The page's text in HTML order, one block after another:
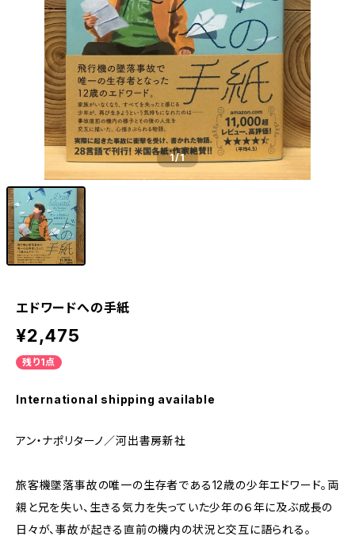
1/1
エドワードへの手紙
¥2,475
残り1点
International shipping available
アン・ナポリターノ／河出書房新社
旅客機墜落事故の唯一の生存者である12歳の少年エドワード。両
親と兄を失い、生きる気力を失っていた少年の６年に及ぶ成長の
日々が、事故が起きる直前の機内の状況と交互に語られる。